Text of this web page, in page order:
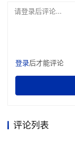
请登录后评论...
登录后才能评论
评论列表